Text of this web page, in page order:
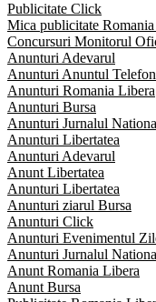
Publicitate Click
Mica publicitate
Concursuri Monitorul
Anunturi Adevarul
Anunturi Anuntul
Anunturi Romania Libera
Anunturi Bursa
Anunturi Jurnalul
Anunturi Libertatea
Anunturi Adevarul
Anunt Libertatea
Anunturi Libertatea
Anunturi ziarul Bursa
Anunturi Click
Anunturi Evenimentul
Anunturi Jurnalul
Anunt Romania Libera
Anunt Bursa